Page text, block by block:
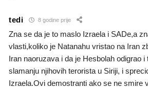
tedi 8 godine prije
Zna se da je to maslo Izraela i SADe,a
vlasti,koliko je Natanahu vristao na Iran
Iran naoruzava i da je Hesbolah odigrao
slamanju njihovih terorista u Siriji, i
Izraela.Ovi demostranti ako se ne smire